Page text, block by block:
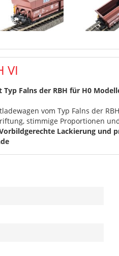
VI
Falns der RBH für H0
vom Typ Falns der
stimmige Proportionen
Lackierung